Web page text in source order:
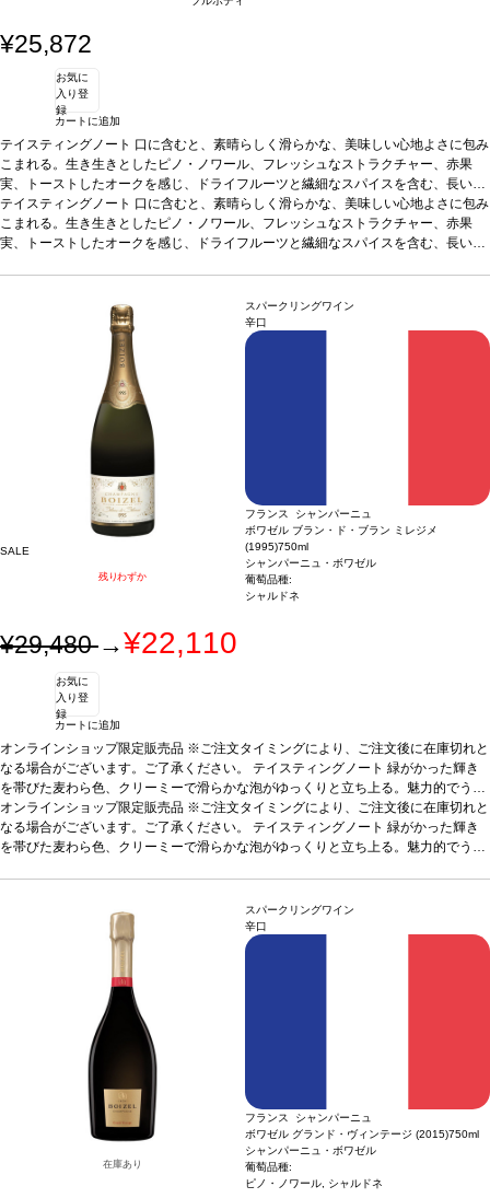
¥25,872
お気に
入り登
録
カートに追加
テイスティングノート 口に含むと、素晴らしく滑らかな、美味しい心地よさに包み
こまれる。生き生きとしたピノ・ノワール、フレッシュなストラクチャー、赤果
実、トーストしたオークを感じ、ドライフルーツと繊細なスパイスを含む、長い余
韻のフィニッシュが続く。合う料理キノコ添えのローストした鶏肉、トリュフの
リゾット、キャラメリゼしたエシャロット添えの牛フィレ肉などと好相性葡萄品種
ピノ・ノワール 100％
テイスティングノート 口に含むと、素晴らしく滑らかな、美味しい心地よさに包み
こまれる。生き生きとしたピノ・ノワール、フレッシュなストラクチャー、赤果
実、トーストしたオークを感じ、ドライフルーツと繊細なスパイスを含む、長い余
ピノ・ノワール 100％
SALE
残りわずか
スパークリングワイン
辛口
フランス シャンパーニュ
ボワゼル ブラン・ド・ブラン ミレジメ
(1995)750ml
シャンパーニュ・ボワゼル
葡萄品種:
シャルドネ
¥29,480→¥22,110
お気に
入り登
録
カートに追加
オンラインショップ限定販売品 ※ご注文タイミングにより、ご注文後に在庫切れと
なる場合がございます。ご了承ください。 テイスティングノート 緑がかった輝き
を帯びた麦わら色、クリーミーで滑らかな泡がゆっくりと立ち上る。魅力的でうっ
とりするようなノーズが開き、ペイストリー、フレッシュバター、菩提樹、アプリ
コットジャム、アカシアのハチミツなどの美味しい風味へと展開する。ローストア
ーモンドやヘーゼルナッツ、チョコレートのようなニュアンスも感じられ、濃厚で
の、きめ細やかなミネラルが支える。リッチな果実味に加え、ローストコーヒー、
甘いスパイス（シナモン、バニラ）、ほのかなスモーキー（ブロンドタバコ）さが
調和している。フィニッシュは柔らかく、永遠と続くよう。たっぷりの繊細で複雑
なアロマが最後まで背景に漂う、長期間熟成していることを感じさせない生き生き
葡萄品種
オンラインショップ限定販売品 ※ご注文タイミングにより、ご注文後に在庫切れと
なる場合がございます。ご了承ください。 テイスティングノート 緑がかった輝き
を帯びた麦わら色、クリーミーで滑らかな泡がゆっくりと立ち上る。魅力的でうっ
ーモンドやヘーゼルナッツ、チョコレートのようなニュアンスも感じられ、濃厚で
洗練されている。口に含むと、シルクのように滑らかなテクスチャーが、素晴らし
く美しいストラクチャーを包み込み、コート・デ・ブランの偉大なシャルドネ特有
の、きめ細やかなミネラルが支える。リッチな果実味に加え、ローストコーヒー、
甘いスパイス（シナモン、バニラ）、ほのかなスモーキー（ブロンドタバコ）さが
調和している。フィニッシュは柔らかく、永遠と続くよう。たっぷりの繊細で複雑
なアロマが最後まで背景に漂う、長期間熟成していることを感じさせない生き生き
葡萄品種 シャルドネ
在庫あり
スパークリングワイン
辛口
フランス シャンパーニュ
ボワゼル グランド・ヴィンテージ (2015)750ml
シャンパーニュ・ボワゼル
葡萄品種:
ピノ・ノワール, シャルドネ